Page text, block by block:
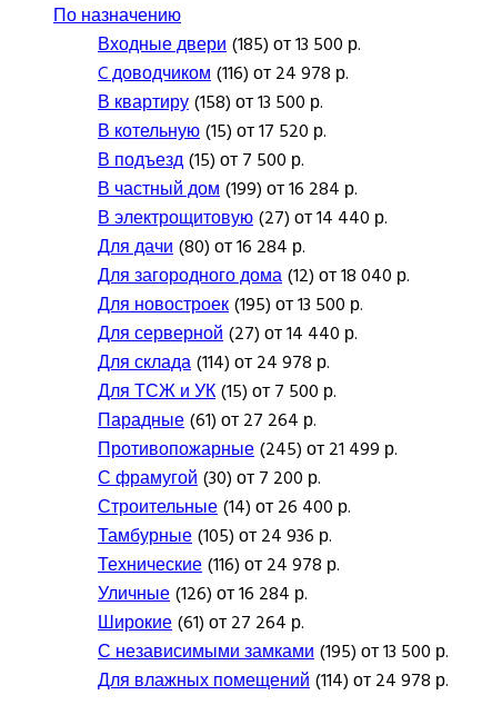
По назначению
Входные двери(185) от 13 500 р.
C доводчиком(116) от 24 978 р.
В квартиру(158) от 13 500 р.
В котельную(15) от 17 520 р.
В подъезд(15) от 7 500 р.
В частный дом(199) от 16 284 р.
В электрощитовую(27) от 14 440 р.
Для дачи(80) от 16 284 р.
Для загородного дома(12) от 18 040 р.
Для новостроек(195) от 13 500 р.
Для серверной(27) от 14 440 р.
Для склада(114) от 24 978 р.
Для ТСЖ и УК(15) от 7 500 р.
Парадные(61) от 27 264 р.
Противопожарные(245) от 21 499 р.
С фрамугой(30) от 7 200 р.
Строительные(14) от 26 400 р.
Тамбурные(105) от 24 936 р.
Технические(116) от 24 978 р.
Уличные(126) от 16 284 р.
Широкие(61) от 27 264 р.
С независимыми замками(195) от 13 500 р.
Для влажных помещений(114) от 24 978 р.